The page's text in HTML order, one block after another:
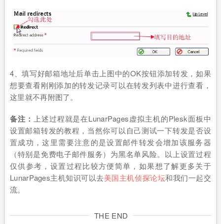
4、填写好邮箱地址后单击上图中的OK按钮添加转发，如果
想要查看刚刚添加的转发记录可以在转发列表中进行查看，
这里就不再附图了。
备注：
上述过程就是在LunarPages虚拟主机的Plesk面板中
设置邮箱转发的教程，当然你可以自己测试一下转发是否设
置成功，这里需要注意的是设置邮件转发会增加该服务器
（特别是免费电子邮件服务）为黑名单风险。以上设置过程
仅供参考，设置过程比较方便简单，如果想了解更多关于
LunarPages主机知识可以去美国主机侦探论坛和我们一起交
流。
THE END